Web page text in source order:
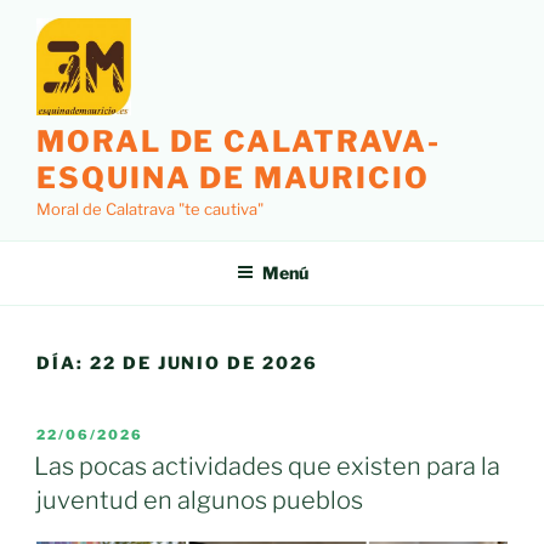
contenido
MORAL DE CALATRAVA-
ESQUINA DE MAURICIO
Moral de Calatrava "te cautiva"
Menú
DÍA: 22 DE JUNIO DE 2026
PUBLICADO
EL
22/06/2026
Las pocas actividades que existen para la
juventud en algunos pueblos